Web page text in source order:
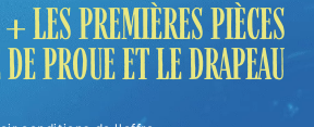
+ LES PREMIÈRES PIÈCES
PROUE ET LE DRAPEAU